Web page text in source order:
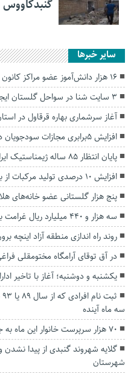
گنبدکاووس
سایر خبرها
۱۶ هزار دانش‌آموز عضو مراکز کانون پرورش فکری گلستان هستند
۳ سایت شنا در سواحل گلستان ایجاد می‌شود
آغاز سرشماری بهاره قرقاول در
افزایش ۵برابری مجازات سودجویان در استان گلستان
پایان انتظار ۸۵ ساله ژیمناستیک ایران با ورزشکار گلستانی
افزایش ۱۰ درصدی تولید مرکبات از باغات گلستان
پنج هزار گلستانی عضو خانه‌های
سه هزار و ۴۴۰ میلیارد ریال غرامت به کشاورزان گلستانی پرداخت شد
روند راه اندازی منطقه آزاد اینچه
در آق توقای آرامگاه مختومقلی
یکشنبه و دوشنبه؛ آغاز با تاخیر
سه ماه آینده
۷۰ هزار سرپرست خانوار این ماه به جمع یارانه بگیران افزوده می‌شوند
گلایه شهروند گنبدی از پیدا نشدن
شهرستان